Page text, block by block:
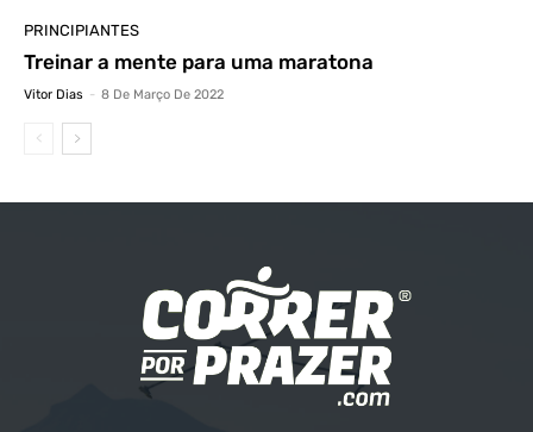
PRINCIPIANTES
Treinar a mente para uma maratona
Vitor Dias - 8 De Março De 2022